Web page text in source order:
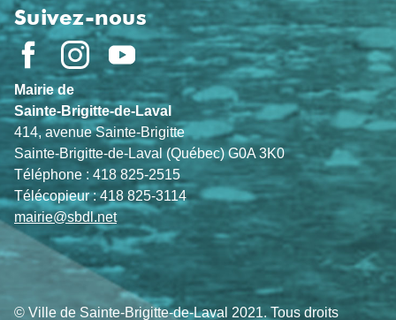
Suivez-nous
Mairie de
Sainte-Brigitte-de-Laval
414, avenue Sainte-Brigitte
Sainte-Brigitte-de-Laval (Québec) G0A 3K0
Téléphone : 418 825-2515
Télécopieur : 418 825-3114
mairie@sbdl.net
© Ville de Sainte-Brigitte-de-Laval 2021. Tous droits